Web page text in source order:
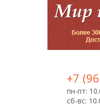
+7
пн-пт:
сб-вс: